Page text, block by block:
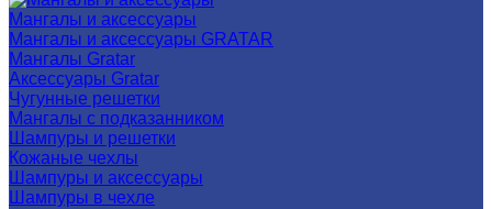
Мангалы и аксессуары
Мангалы и аксессуары GRATAR
Мангалы Gratar
Аксессуары Gratar
Чугунные решетки
Мангалы с подказанником
Шампуры и решетки
Кожаные чехлы
Шампуры и аксессуары
Шампуры в чехле